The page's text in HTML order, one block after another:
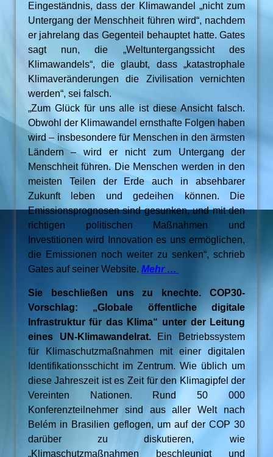
Eingeständnis, dass der Klimawandel „nicht zum
Untergang der Menschheit führen wird“, nachdem
er jahrelang das Gegenteil behauptet hatte. Gates
sagt nun, die „Weltuntergangssicht des
Klimawandels“, die glaubt, dass „katastrophale
Klimaveränderungen die Zivilisation vernichten
werden“, sei falsch.
„Zum Glück für uns alle ist diese Ansicht falsch.
Obwohl der Klimawandel ernsthafte Folgen haben
wird – insbesondere für Menschen in den ärmsten
Ländern – wird er nicht zum Untergang der
Menschheit führen. Die Menschen werden in den
meisten Teilen der Erde auch in absehbarer
Zukunft leben und gedeihen können. Die
Emissionsprognosen sind gesunken, und mit den
richtigen politischen Maßnahmen und
Investitionen wird Innovation es uns ermöglichen,
die Emissionen noch weiter zu senken“, schrieb
Gates auf seiner Website. Mehr …
Sie beschließen uns zu knechte. COP30-
Vorschlag: „Globale öffentliche digitale
Infrastruktur für das Klima“ unter der Leitung
eines UN-Klimawandelrat. Ein Betriebssystem
für Klimaschutzmaßnahmen mit einer digitalen
Identifikationsschicht im Zentrum. Wie üblich um
diese Jahreszeit ist es Zeit für den Klimagipfel der
Vereinten Nationen. Rund 50 000
Konferenzteilnehmer sind aus aller Welt nach
Belém in Brasilien geflogen, um auf der COP 30
darüber zu diskutieren, wie
„Klimaschutzmaßnahmen beschleunigt und